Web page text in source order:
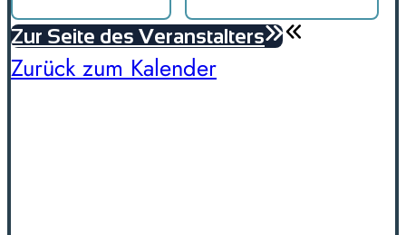
Zur Seite des Veranstalters
Zurück zum Kalender